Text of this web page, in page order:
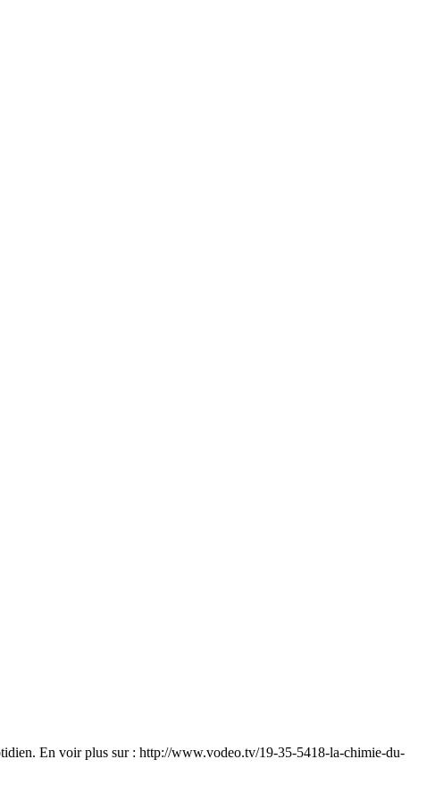
En voir plus sur : http://www.vodeo.tv/19-35-5418-la-chimie-du-